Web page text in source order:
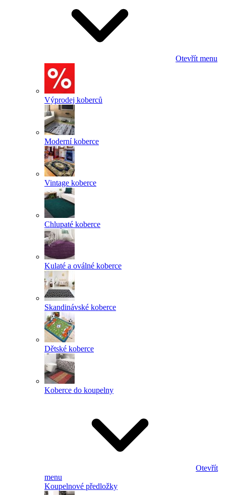
Otevřít menu
Výprodej koberců
Moderní koberce
Vintage koberce
Chlupaté koberce
Kulaté a oválné koberce
Skandinávské koberce
Dětské koberce
Koberce do koupelny
Otevřít
menu
Koupelnové předložky